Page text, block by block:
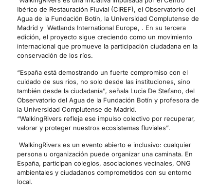
Ibérico de Restauración Fluvial (CIREF), el Observatorio del
Agua de la Fundación Botín, la Universidad Complutense de
Madrid y Wetlands International Europe, . En su tercera
edición, el proyecto sigue creciendo como un movimiento
internacional que promueve la participación ciudadana en la
conservación de los ríos.
“España está demostrando un fuerte compromiso con el
cuidado de sus ríos, no solo desde las instituciones, sino
también desde la ciudadanía”, señala Lucia De Stefano, del
Observatorio del Agua de la Fundación Botín y profesora de
la Universidad Complutense de Madrid.
“WalkingRivers refleja ese impulso colectivo por recuperar,
valorar y proteger nuestros ecosistemas fluviales”.
WalkingRivers es un evento abierto e inclusivo: cualquier
persona u organización puede organizar una caminata. En
España, participan colegios, asociaciones vecinales, ONG
ambientales y ciudadanos comprometidos con su entorno
local.